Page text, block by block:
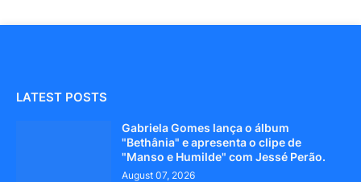
LATEST POSTS
Gabriela Gomes lança o álbum
"Bethânia" e apresenta o clipe de
"Manso e Humilde" com Jessé Perão.
August 07, 2026